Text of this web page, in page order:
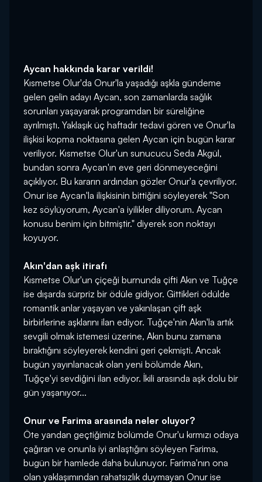
Aycan hakkında karar verildi!
Kısmetse Olur'da Onur'la yaşadığı aşkla gündeme
gelen gelin adayı Aycan, son zamanlarda sağlık
sorunları yaşayarak programdan bir süreliğine
ayrılmıştı. Yaklaşık üç haftadır tedavi gören ve Onur'la
ilişkisi kopma noktasına gelen Aycan için bugün karar
veriliyor. Kısmetse Olur'un sunucucu Seda Akgül,
bundan sonra Aycan'ın eve geri dönmeyeceğini
açıklıyor. Bu kararın ardından gözler Onur'a çevriliyor.
Onur ise Aycan'la ilişkisinin bittiğini söyleyerek "Son
kez söylüyorum, Aycan'a iyilikler diliyorum. Aycan
konusu benim için bitmiştir." diyerek son noktayı
koyuyor.
Akın'dan aşk itirafı
Kısmetse Olur'un çiçeği burnunda çifti Akın ve Tuğçe
ise dışarda sürpriz bir ödüle gidiyor. Gittikleri ödülde
romantik anlar yaşayan ve yakınlaşan çift aşk
birbirlerine aşklarını ilan ediyor. Tuğçe'nin Akın'la artık
sevgili olmak istemesi üzerine, Akın bunu zamana
bıraktığını söyleyerek kendini geri çekmişti. Ancak
bugün yayınlanacak olan yeni bölümde Akın,
Tuğçe'yi sevdiğini ilan ediyor. İkili arasında aşk dolu bir
gün yaşanıyor...
Onur ve Farima arasında neler oluyor?
Öte yandan geçtiğimiz bölümde Onur'u kırmızı odaya
çağıran ve onunla iyi anlaştığını söyleyen Farima,
bugün bir hamlede daha bulunuyor. Farima'nın ona
olan yaklaşımından rahatsızlık duymayan Onur ise